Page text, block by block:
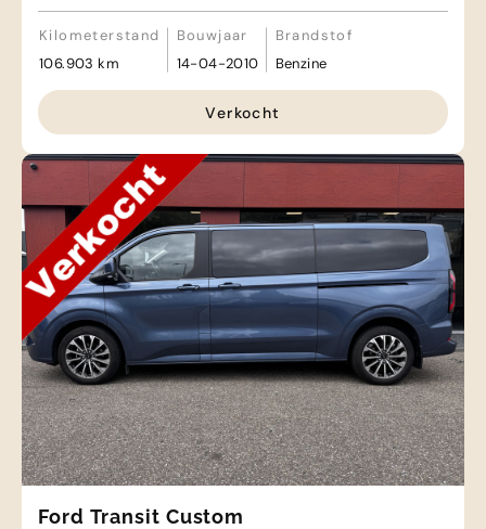
Kilometerstand
106.903 km
Bouwjaar
14-04-2010
Brandstof
Benzine
Verkocht
Ford Transit Custom